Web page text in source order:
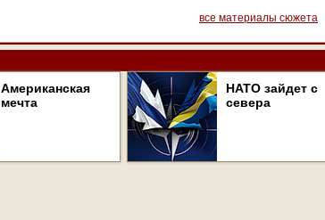
все материалы сюжета
Американская
мечта
НАТО зайдет с
севера